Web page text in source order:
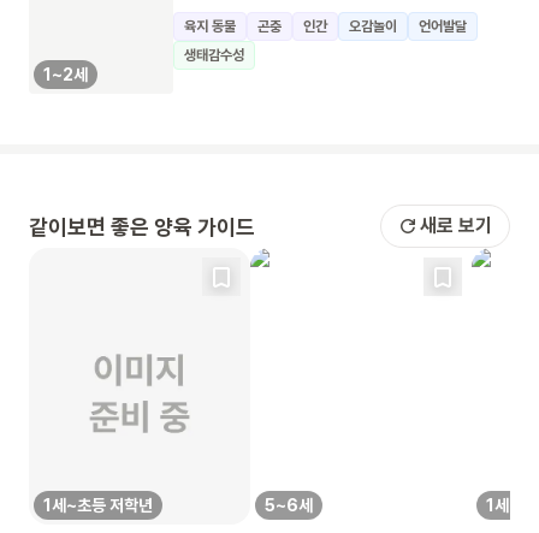
1~2세
육지 동물 곤충 인간 오감놀이
언어발달
생태감수성
같이보면 좋은 양육 가이드 새로 보기
1세~초등 저학년 5~6세 1세~초